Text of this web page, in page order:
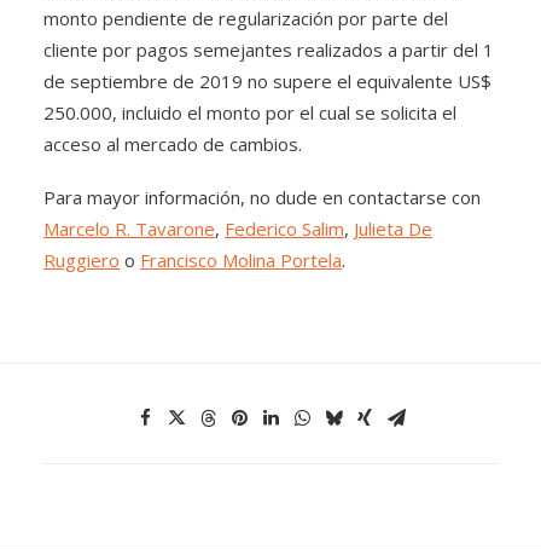
monto pendiente de regularización por parte del
cliente por pagos semejantes realizados a partir del 1
de septiembre de 2019 no supere el equivalente US$
250.000, incluido el monto por el cual se solicita el
acceso al mercado de cambios.
Para mayor información, no dude en contactarse con
Marcelo R. Tavarone, Federico Salim, Julieta De
Ruggiero o Francisco Molina Portela.